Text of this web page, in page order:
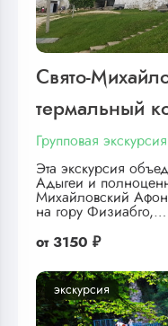
Свято-
термальный
Групповая экскурсия
Эта экскурсия
Адыгеи и
Михайловский
на гору Физиабго,…
от 3150 ₽
экскурсия